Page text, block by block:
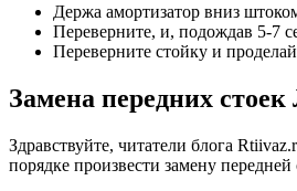
Держа амортизатор вниз
Переверните, и, подождав 5-7
Переверните стойку и
Замена передних
Здравствуйте, читатели блога
порядке произвести замену